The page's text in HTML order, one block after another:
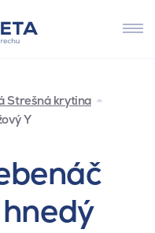
Strešná krytina
Y